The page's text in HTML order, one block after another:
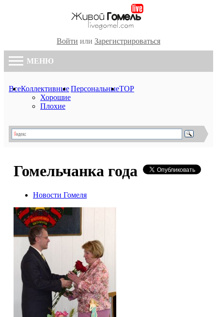
Войти или Зарегистрироваться
МЕНЮ
ВсеКоллективные
Хорошие
Плохие
ПерсональныеTOP
Гомельчанка года
Новости Гомеля